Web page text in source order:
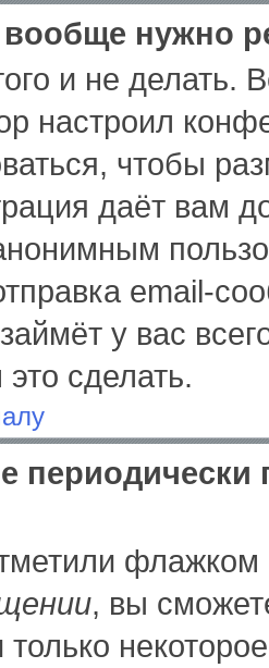
нужно
и не делать.
настроил
чтобы
даёт вам
email-
у вас
сделать.
периодически
флажком
, вы